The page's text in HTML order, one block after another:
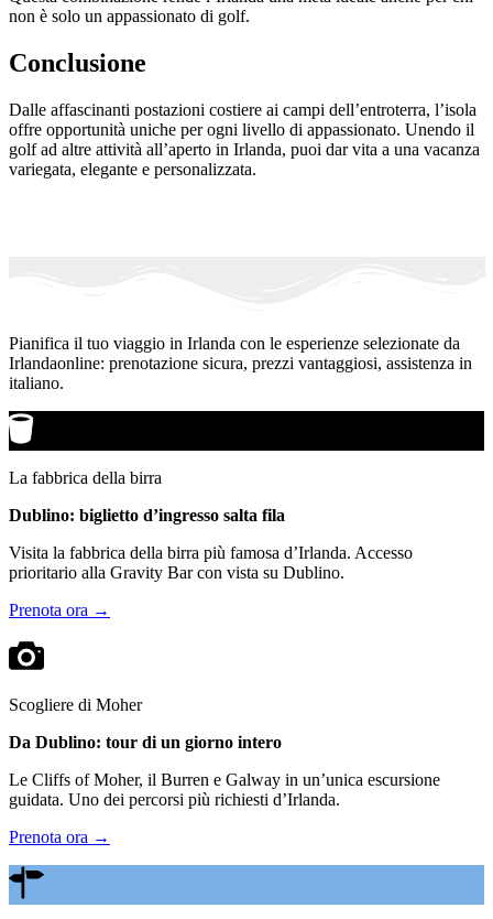
non è solo un appassionato di golf.
Conclusione
Dalle affascinanti postazioni costiere ai campi dell’entroterra, l’isola
offre opportunità uniche per ogni livello di appassionato. Unendo il
golf ad altre attività all’aperto in Irlanda, puoi dar vita a una vacanza
variegata, elegante e personalizzata.
Pianifica il tuo viaggio in Irlanda con le esperienze selezionate da
Irlandaonline: prenotazione sicura, prezzi vantaggiosi, assistenza in
italiano.
La fabbrica della birra
Dublino: biglietto d’ingresso salta fila
Visita la fabbrica della birra più famosa d’Irlanda. Accesso
prioritario alla Gravity Bar con vista su Dublino.
Prenota ora →
Scogliere di Moher
Da Dublino: tour di un giorno intero
Le Cliffs of Moher, il Burren e Galway in un’unica escursione
guidata. Uno dei percorsi più richiesti d’Irlanda.
Prenota ora →